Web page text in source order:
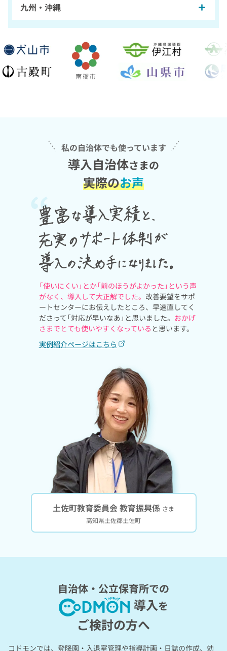
九州・沖縄
私の自治体でも使っています
導入自治体さまの
実際のお声
「使いにくい」とか「前のほうがよかった」という声
がなく、導入して大正解でした。 改善要望をサポ
ートセンターにお伝えしたところ、早速直してく
ださって「対応が早いなあ」と思いました。 おかげ
さまでとても使いやすくなっている と思います。
実例紹介ページはこちら
土佐町教育委員会 教育振興係 さま
高知県土佐郡土佐町
自治体・公立保育所での
導入を
ご検討の方へ
コドモンでは、登降園・入退室管理や指導計画・日誌の作成、効